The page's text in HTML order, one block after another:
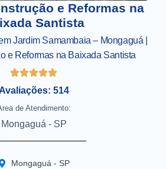
e Reformas na
Santista
Jardim Samambaia – Mongaguá |
e Reformas na Baixada Santista
514
de Atendimento:
Mongaguá - SP
Mongaguá - SP